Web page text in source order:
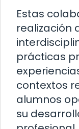
Estas
realización
prácticas
contextos
alumnos
su